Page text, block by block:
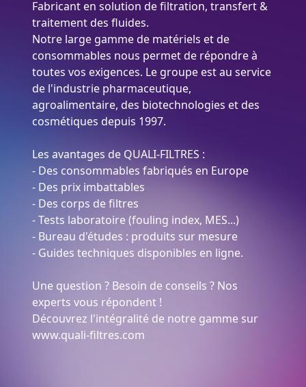
Fabricant en solution de filtration, transfert &
traitement des fluides.
Notre large gamme de matériels et de
consommables nous permet de répondre à
toutes vos exigences. Le groupe est au service
de l'industrie pharmaceutique,
agroalimentaire, des biotechnologies et des
cosmétiques depuis 1997.
Les avantages de QUALI-FILTRES :
- Des consommables fabriqués en Europe
- Des prix imbattables
- Des corps de filtres
- Tests laboratoire (fouling index, MES...)
- Bureau d'études : produits sur mesure
- Guides techniques disponibles en ligne.
Une question ? Besoin de conseils ? Nos
experts vous répondent !
Découvrez l'intégralité de notre gamme sur
www.quali-filtres.com